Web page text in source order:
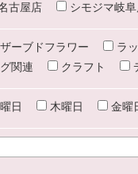
古屋店 シモジマ岐
ーブドフラワー ラ
関連 クラフト
日 木曜日 金曜